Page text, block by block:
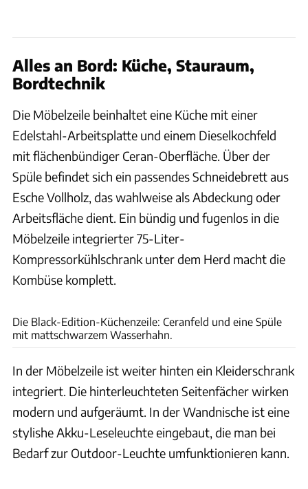
Alles an Bord: Küche, Stauraum,
Bordtechnik
Die Möbelzeile beinhaltet eine Küche mit einer
Edelstahl-Arbeitsplatte und einem Dieselkochfeld
mit flächenbündiger Ceran-Oberfläche. Über der
Spüle befindet sich ein passendes Schneidebrett aus
Esche Vollholz, das wahlweise als Abdeckung oder
Arbeitsfläche dient. Ein bündig und fugenlos in die
Möbelzeile integrierter 75-Liter-
Kompressorkühlschrank unter dem Herd macht die
Kombüse komplett.
Die Black-Edition-Küchenzeile: Ceranfeld und eine Spüle
mit mattschwarzem Wasserhahn.
In der Möbelzeile ist weiter hinten ein Kleiderschrank
integriert. Die hinterleuchteten Seitenfächer wirken
modern und aufgeräumt. In der Wandnische ist eine
stylishe Akku-Leseleuchte eingebaut, die man bei
Bedarf zur Outdoor-Leuchte umfunktionieren kann.